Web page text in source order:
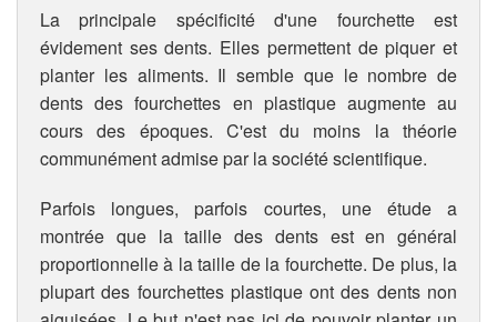
La principale spécificité d'une fourchette est
évidement ses dents. Elles permettent de piquer et
planter les aliments. Il semble que le nombre de
dents des fourchettes en plastique augmente au
cours des époques. C'est du moins la théorie
communément admise par la société scientifique.
Parfois longues, parfois courtes, une étude a
montrée que la taille des dents est en général
proportionnelle à la taille de la fourchette. De plus, la
plupart des fourchettes plastique ont des dents non